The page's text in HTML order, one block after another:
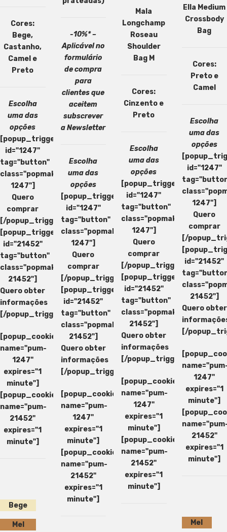
Cores:
Bege,
Castanho,
Camel e
Preto
Escolha
uma das
opções
[popup_trigger
id="1247"
tag="button"
class="popmake-
1247"]
Quero
comprar
[/popup_trigger]
[popup_trigger
id="21452"
tag="button"
class="popmake-
21452"]
Quero obter
informações
[/popup_trigger]
[popup_cookie
name="pum-
1247"
expires="1
minute"]
[popup_cookie
name="pum-
21452"
expires="1
minute"]
Bege
Mel
-10%* –
Aplicável no
formulário
de compra
para
clientes que
aceitem
subscrever
a Newsletter
Escolha
uma das
opções
[popup_trigger
id="1247"
tag="button"
class="popmake-
1247"]
Quero
comprar
[/popup_trigger]
[popup_trigger
id="21452"
tag="button"
class="popmake-
21452"]
Quero obter
informações
[/popup_trigger]
[popup_cookie
name="pum-
1247"
expires="1
minute"]
[popup_cookie
name="pum-
21452"
expires="1
minute"]
original
era:
620,00 €.
é:
Mala
Longchamp
Roseau
Shoulder
Bag M
Cores:
Cinzento e
Preto
Escolha
uma das
opções
[popup_trigger
id="1247"
tag="button"
class="popmake-
1247"]
Quero
comprar
[/popup_trigger]
[popup_trigger
id="21452"
tag="button"
class="popmake-
21452"]
Quero obter
informações
[/popup_trigger]
[popup_cookie
name="pum-
1247"
expires="1
minute"]
[popup_cookie
name="pum-
21452"
expires="1
minute"]
Ella Medium
Crossbody
Bag
Cores:
Preto e
Camel
Escolha
uma das
opções
id="1247"
1247"]
Quero
comprar
[/
id="21452"
21452"]
Quero obter
[/
1247"
expires="1
minute"]
21452"
expires="1
minute"]
Mel